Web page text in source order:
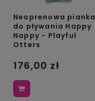
Neoprenowa pianka
do pływania Happy
Nappy - Playful
Otters
176,00 zł